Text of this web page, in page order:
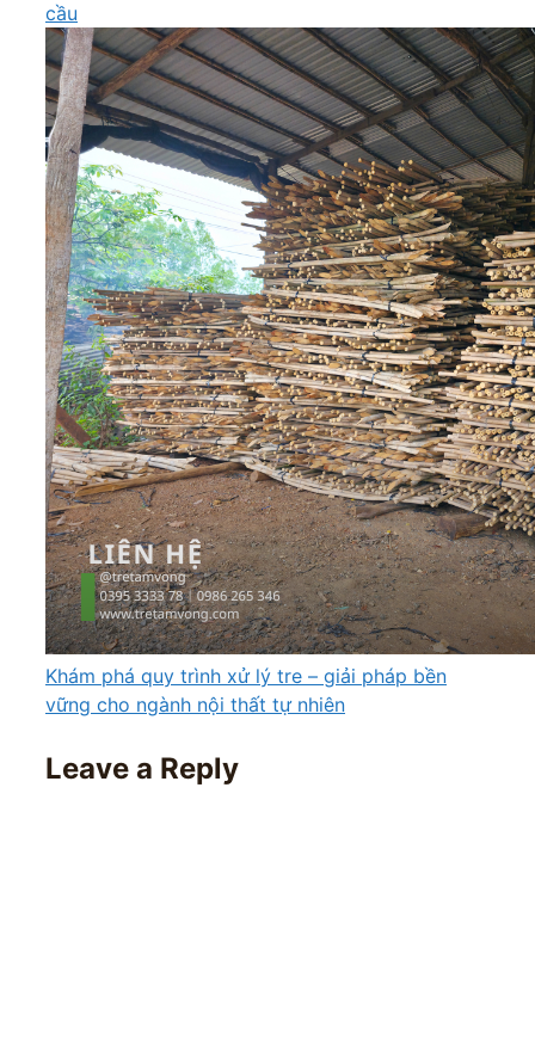
cầu
Khám phá quy trình xử lý tre – giải pháp bền
vững cho ngành nội thất tự nhiên
Leave a Reply